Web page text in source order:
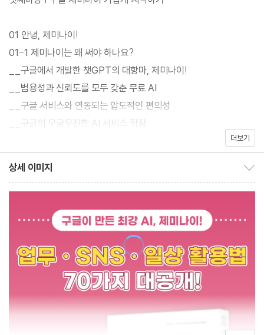
상을 만들다 보면 제미나이의 가치를 200% 활용할 수 있다.
이 책을 읽을 때 저자의 유튜브 채널에서 동영상 강의를 함께 시청하
는 것을 추천한다. 제미나이를 더욱 쉽고 빠르게 익힐 수 있기 때문
이다. 또, 책 속 프롬프트 예제의 전문을 확인하고 싶거나 활용하고
싶을 땐 책에서 제공하는 링크로 접속하면 편리하다. 이 책을 선택한
독자들이 제미나이에 더 쉽게 다가갈 수 있길 바란다.
※ 이 책은 PDF 북이므로 화면이 작은 단말기(스마트폰)에서는 보
기 불편합니다.
01 안녕, 제미나이!
01-1 제미나이는 왜 써야 하나요?
__구글에서 개발한 챗GPT의 대항마, 제미나이!
__범용성과 신뢰도를 모두 갖춘 무료 AI
__구글 서비스와 연동되는 압도적인 편의성
__구글의 무궁무진한 AI 서비스 확장
__하면 된다!} 제미나이와 아이디어 브레인스토밍 해보기
__하면 된다!} 이미지 그려 보며 프롬프트 이해하기
01-3 제미나이, 꼭 유료로 구독해야 하나요?
__제미나이의 요금제 3가지 ? 프리, 프로, 울트라
__플래시 모델과 프로 모델, 얼마나 차이 날까?
__하면 된다!} 제미나이 유료 구독하기
__하면 된다!} 제미나이 유료 구독 해지하기
01-4 제미나이를 사용할 때 반드시 알아야 할 3가지 개념
__AI는 왜 가끔 엉뚱한 대답을 할까 ? 환각 현상의 뒷이야기
더보기
상세 이미지